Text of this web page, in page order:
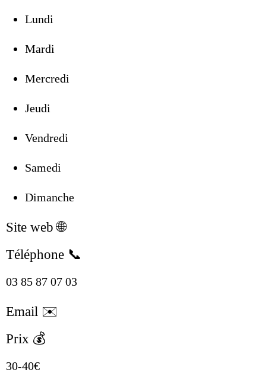
Lundi
Mardi
Mercredi
Jeudi
Vendredi
Samedi
Dimanche
Site web 🌐
Téléphone 📞
03 85 87 07 03
Email ✉️
Prix 💰
30-40€